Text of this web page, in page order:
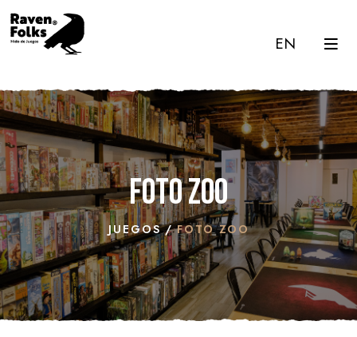
EN
Foto Zoo
JUEGOS FOTO ZOO